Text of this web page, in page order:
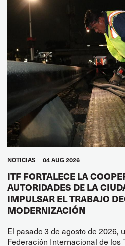
NOTICIAS 04 AUG 2026
ITF FORTALECE LA
AUTORIDADES DE LA
IMPULSAR EL TRABAJO
MODERNIZACIÓN
El pasado 3 de agosto de 2026,
Federación Internacional de los